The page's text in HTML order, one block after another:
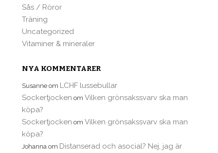
Sås / Röror
Träning
Uncategorized
Vitaminer & mineraler
NYA KOMMENTARER
Susanne om LCHF lussebullar
Sockertjocken om Vilken grönsakssvarv ska man
köpa?
Sockertjocken om Vilken grönsakssvarv ska man
köpa?
Johanna om Distanserad och asocial? Nej, jag är